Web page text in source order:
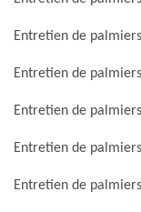
Entretien de
Entretien de
Entretien de
Entretien de
Entretien de